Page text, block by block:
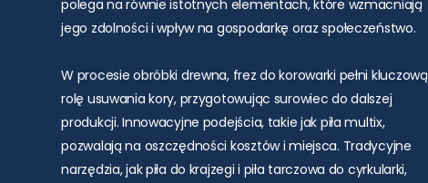
polega na równie istotnych elementach, które wzmacniają
jego zdolności i wpływ na gospodarkę oraz społeczeństwo.
W procesie obróbki drewna, frez do korowarki pełni kluczową
rolę usuwania kory, przygotowując surowiec do dalszej
produkcji. Innowacyjne podejścia, takie jak piła multix,
pozwalają na oszczędności kosztów i miejsca. Tradycyjne
narzędzia, jak piła do krajzegi i piła tarczowa do cyrkularki,